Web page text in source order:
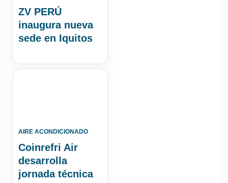
ZV PERÚ
inaugura nueva
sede en Iquitos
AIRE ACONDICIONADO
Coinrefri Air
desarrolla
jornada técnica